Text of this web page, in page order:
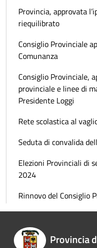
Provincia, approvata
riequilibrato
Consiglio Provinciale
Comunanza
Consiglio Provinciale,
provinciale e linee di
Presidente Loggi
Rete scolastica al
Seduta di convalida
Elezioni Provinciali di
2024
Rinnovo del Consiglio
Provincia